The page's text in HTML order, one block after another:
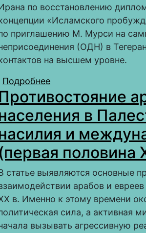
по восстановлению
«Исламского
приглашению М. Мурси на
(ОДН) в
на высшем уровне.
Подробнее
египетских
в
и
(первая половина
статье выявляются основные
арабов и
в. Именно к этому времени
сила, а активная
вызывать агрессивную